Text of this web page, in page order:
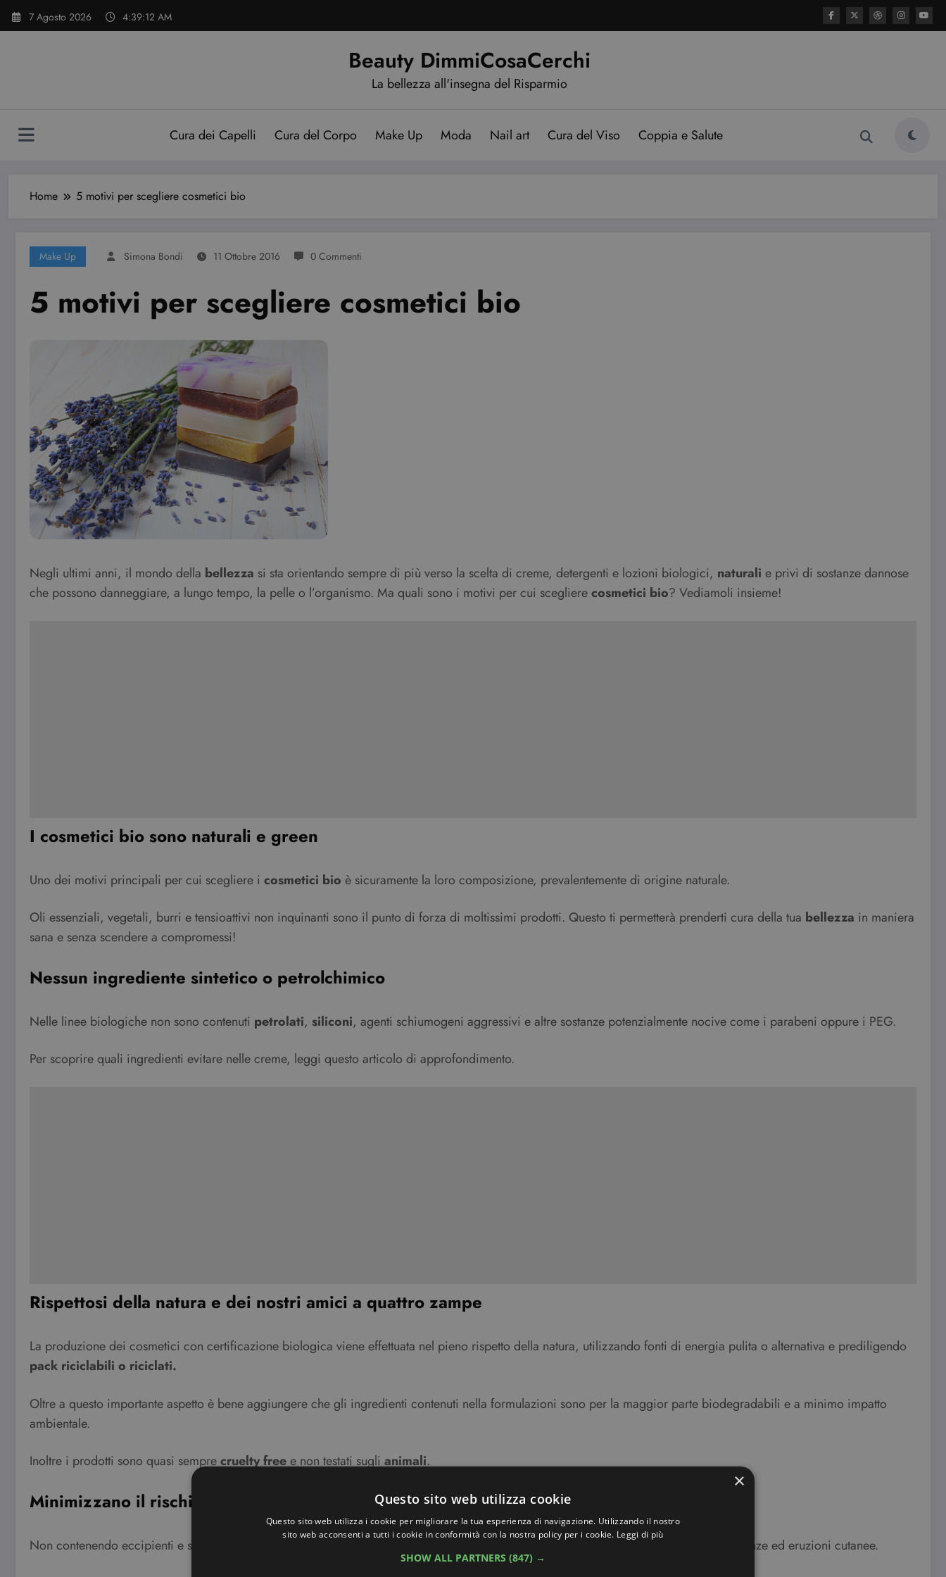
7 Agosto 2026 4:39:13 AM
Beauty DimmiCosaCerchi
La bellezza all'insegna del Risparmio
Cura dei Capelli Cura del Corpo Make Up Moda Nail art Cura del Viso Coppia e Salute
Home 5 motivi per scegliere cosmetici bio
Make Up Simona Bondi 11 Ottobre 2016 0 Commenti
5 motivi per scegliere cosmetici bio
Negli ultimi anni, il mondo della bellezza si sta orientando sempre di più verso la scelta di creme, detergenti e lozioni biologici, naturali e privi di sostanze dannose
che possono danneggiare, a lungo tempo, la pelle o l’organismo. Ma quali sono i motivi per cui sceglierecosmetici bio? Vediamoli insieme!
I cosmetici bio sono naturali e green
Uno dei motivi principali per cui scegliere i cosmetici bio è sicuramente la loro composizione, prevalentemente di origine naturale.
Oli essenziali, vegetali, burri e tensioattivi non inquinanti sono il punto di forza di moltissimi prodotti. Questo ti permetterà prenderti cura della tua bellezza in maniera
sana e senza scendere a compromessi!
Nessun ingrediente sintetico o petrolchimico
Nelle linee biologiche non sono contenuti petrolati, siliconi, agenti schiumogeni aggressivi e altre sostanze potenzialmente nocive come i parabeni oppure i PEG.
Per scoprire quali ingredienti evitare nelle creme, leggi questo articolo di approfondimento.
Rispettosi della natura e dei nostri amici a quattro zampe
La produzione dei cosmetici con certificazione biologica viene effettuata nel pieno rispetto della natura, utilizzando fonti di energia pulita o alternativa e prediligendo
pack riciclabili o riciclati.
Oltre a questo importante aspetto è bene aggiungere che gli ingredienti contenuti nella formulazioni sono per la maggior parte biodegradabili e a minimo impatto
ambientale.
Inoltre i prodotti sono quasi semprecruelty freee non testati sugli animali.
Minimizzano il rischio di intolleranze e reazioni cutanee
Non contenendo eccipienti e sostanze sintetiche o petrolchimiche, i cosmetici bio minimizzano il rischio di reazioni allergiche, intolleranze ed eruzioni cutanee.
×
Questo sito web utilizza cookie
Questo sito web utilizza i cookie per migliorare la tua esperienza di navigazione. Utilizzando il nostro
sito web acconsenti a tutti i cookie in conformità con la nostra policy per i cookie. Leggi di più
SHOW ALL PARTNERS (847) →